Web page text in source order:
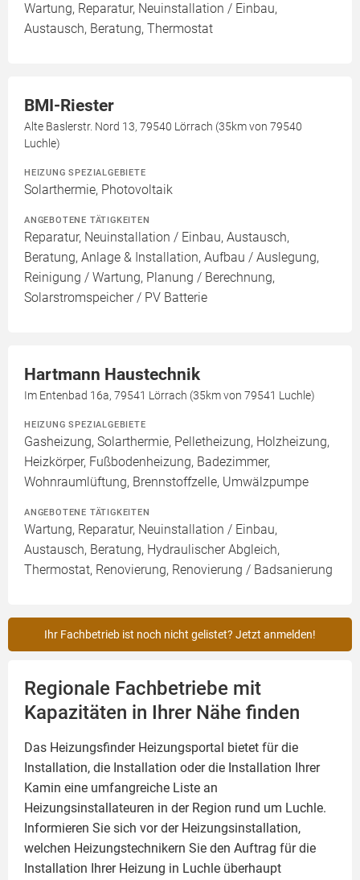
Wartung, Reparatur, Neuinstallation / Einbau,
Austausch, Beratung, Thermostat
BMI-Riester
Alte Baslerstr. Nord 13, 79540 Lörrach (35km von 79540
Luchle)
HEIZUNG SPEZIALGEBIETE
Solarthermie, Photovoltaik
ANGEBOTENE TÄTIGKEITEN
Reparatur, Neuinstallation / Einbau, Austausch,
Beratung, Anlage & Installation, Aufbau / Auslegung,
Reinigung / Wartung, Planung / Berechnung,
Solarstromspeicher / PV Batterie
Hartmann Haustechnik
Im Entenbad 16a, 79541 Lörrach (35km von 79541 Luchle)
HEIZUNG SPEZIALGEBIETE
Gasheizung, Solarthermie, Pelletheizung, Holzheizung,
Heizkörper, Fußbodenheizung, Badezimmer,
Wohnraumlüftung, Brennstoffzelle, Umwälzpumpe
ANGEBOTENE TÄTIGKEITEN
Wartung, Reparatur, Neuinstallation / Einbau,
Austausch, Beratung, Hydraulischer Abgleich,
Thermostat, Renovierung, Renovierung / Badsanierung
Ihr Fachbetrieb ist noch nicht gelistet? Jetzt anmelden!
Regionale Fachbetriebe mit
Kapazitäten in Ihrer Nähe finden
Das Heizungsfinder Heizungsportal bietet für die
Installation, die Installation oder die Installation Ihrer
Kamin eine umfangreiche Liste an
Heizungsinstallateuren in der Region rund um Luchle.
Informieren Sie sich vor der Heizungsinstallation,
welchen Heizungstechnikern Sie den Auftrag für die
Installation Ihrer Heizung in Luchle überhaupt